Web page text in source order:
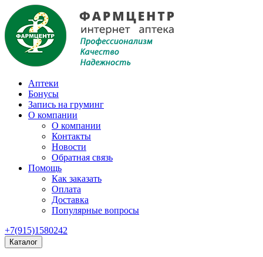
Аптеки
Бонусы
Запись на груминг
О компании
О компании
Контакты
Новости
Обратная связь
Помощь
Как заказать
Оплата
Доставка
Популярные вопросы
+7(915)1580242
Каталог